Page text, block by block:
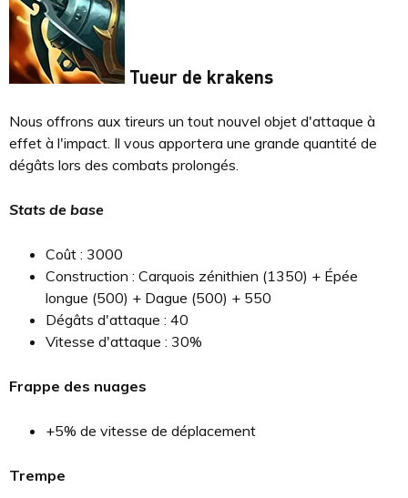
Tueur de krakens
Nous offrons aux tireurs un tout nouvel objet d'attaque à
effet à l'impact. Il vous apportera une grande quantité de
dégâts lors des combats prolongés.
Stats de base
Coût : 3000
Construction : Carquois zénithien (1350) + Épée
longue (500) + Dague (500) + 550
Dégâts d'attaque : 40
Vitesse d'attaque : 30%
Frappe des nuages
+5% de vitesse de déplacement
Trempe